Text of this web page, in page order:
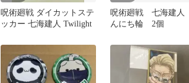
呪術廻戦 ダイカットステ
ッカー 七海建人 Twilight
呪術廻戦 七海建
んにち輪 2個